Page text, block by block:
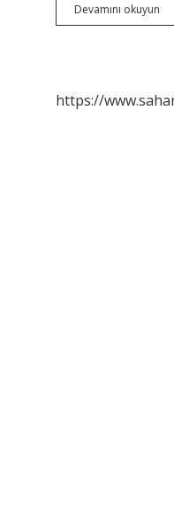
Devamını okuyun
https://